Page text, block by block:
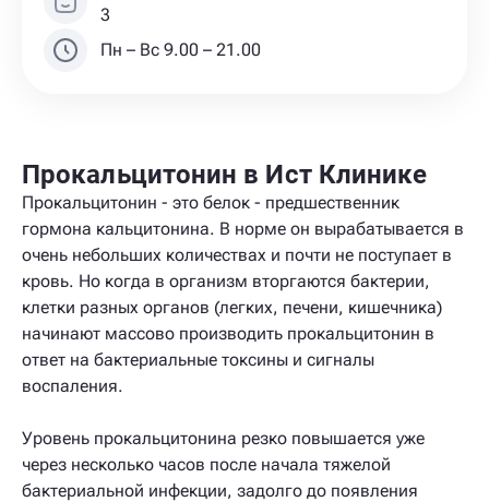
3
Пн – Вс 9.00 – 21.00
Прокальцитонин в Ист Клинике
Прокальцитонин - это белок - предшественник
гормона кальцитонина. В норме он вырабатывается в
очень небольших количествах и почти не поступает в
кровь. Но когда в организм вторгаются бактерии,
клетки разных органов (легких, печени, кишечника)
начинают массово производить прокальцитонин в
ответ на бактериальные токсины и сигналы
воспаления.
Уровень прокальцитонина резко повышается уже
через несколько часов после начала тяжелой
бактериальной инфекции, задолго до появления